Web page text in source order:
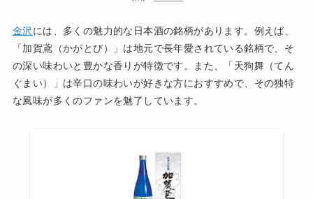
金沢 には、多くの魅力的な日本酒の銘柄があります。例えば、
「加賀鳶（かがとび）」は地元で長年愛されている銘柄で、そ
の深い味わいと豊かな香りが特徴です。また、「天狗舞（てん
ぐまい）」は辛口の味わいが好きな方におすすめで、その独特
な風味が多くのファンを魅了しています。